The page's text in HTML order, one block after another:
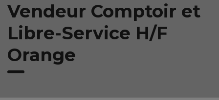
Vendeur Comptoir et
Libre-Service H/F
Orange